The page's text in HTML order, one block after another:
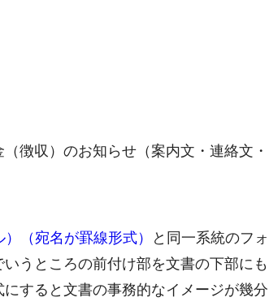
徴収）のお知らせ（案内文・連絡文・
（宛名が罫線形式）
と同一系統のフォ
うところの前付け部を文書の下部にも
すると文書の事務的なイメージが幾分